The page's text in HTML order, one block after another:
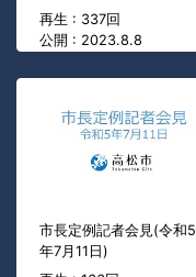
再生 : 337回
公開 : 2023.8.8
市長定例記者会見(令和5
年7月11日)